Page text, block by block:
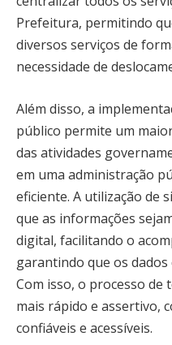
Prefeitura, permitindo
diversos serviços de
necessidade de
Além disso, a
público permite um
das atividades
em uma administração
eficiente. A utilização de
que as informações
digital, facilitando o
garantindo que os
Com isso, o processo de
mais rápido e assertivo,
confiáveis e acessíveis.